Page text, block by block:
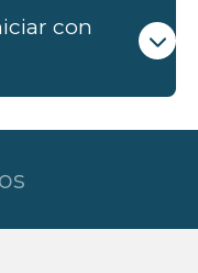
con